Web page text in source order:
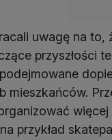
uwagę na to,
przyszłości
mieszkańców.
przykład